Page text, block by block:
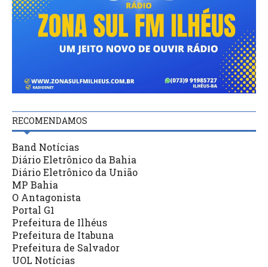
RECOMENDAMOS
Band Notícias
Diário Eletrônico da Bahia
Diário Eletrônico da União
MP Bahia
O Antagonista
Portal G1
Prefeitura de Ilhéus
Prefeitura de Itabuna
Prefeitura de Salvador
UOL Notícias